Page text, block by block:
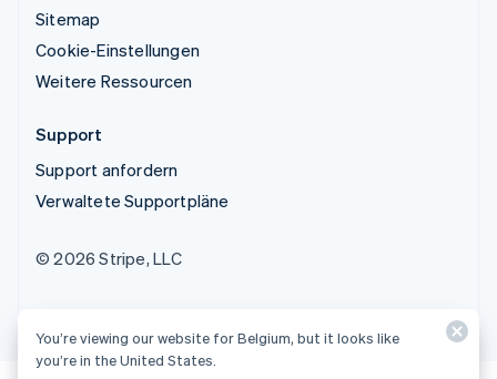
Sitemap
Cookie-Einstellungen
Weitere Ressourcen
Support
Support anfordern
Verwaltete Supportpläne
© 2026 Stripe, LLC
You’re viewing our website for Belgium, but it looks like
you’re in the United States.